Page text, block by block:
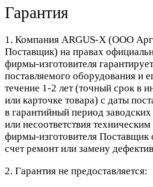
Гарантия
1. Компания ARGUS-X (ООО
Поставщик) на правах
фирмы-изготовителя
поставляемого оборудования и
течение 1-2 лет (точный срок в
или карточке товара) с даты
в гарантийный период
или несоответствия
фирмы-изготовителя Поставщик
счет ремонт или замену
2. Гарантия не предоставляется: